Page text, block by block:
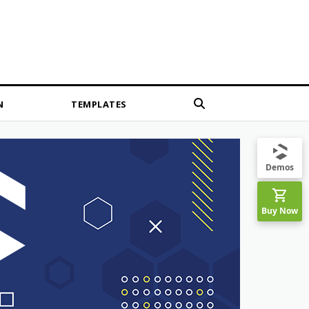
TEMPLATES
Demos
Buy Now